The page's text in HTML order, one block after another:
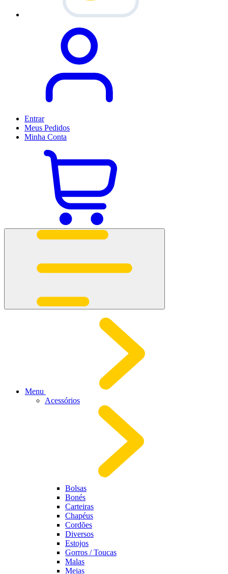
Entrar
Meus Pedidos
Minha Conta
Menu
Acessórios
Bolsas
Bonés
Carteiras
Chapéus
Cordões
Diversos
Estojos
Gorros / Toucas
Malas
Meias